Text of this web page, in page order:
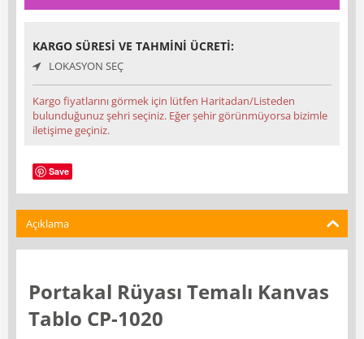
KARGO SÜRESI VE TAHMINI ÜCRETI:
LOKASYON SEÇ
Kargo fiyatlarını görmek için lütfen Haritadan/Listeden
bulunduğunuz şehri seçiniz. Eğer şehir görünmüyorsa bizimle
iletişime geçiniz.
Save
Açıklama
Portakal Rüyası Temalı Kanvas
Tablo CP-1020